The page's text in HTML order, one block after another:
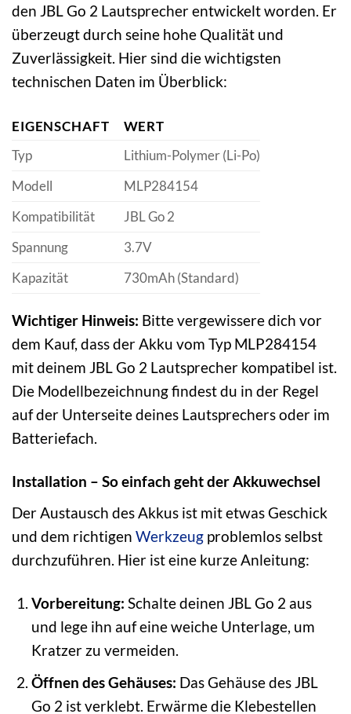
den JBL Go 2 Lautsprecher entwickelt worden. Er
überzeugt durch seine hohe Qualität und
Zuverlässigkeit. Hier sind die wichtigsten
technischen Daten im Überblick:
EIGENSCHAFT
WERT
Typ
Lithium-Polymer (Li-Po)
Modell
MLP284154
Kompatibilität
JBL Go 2
Spannung
3.7V
Kapazität
730mAh (Standard)
Wichtiger Hinweis: Bitte vergewissere dich vor
dem Kauf, dass der Akku vom Typ MLP284154
mit deinem JBL Go 2 Lautsprecher kompatibel ist.
Die Modellbezeichnung findest du in der Regel
auf der Unterseite deines Lautsprechers oder im
Batteriefach.
Installation – So einfach geht der Akkuwechsel
Der Austausch des Akkus ist mit etwas Geschick
und dem richtigen Werkzeug problemlos selbst
durchzuführen. Hier ist eine kurze Anleitung:
Vorbereitung: Schalte deinen JBL Go 2 aus
und lege ihn auf eine weiche Unterlage, um
Kratzer zu vermeiden.
Öffnen des Gehäuses: Das Gehäuse des JBL
Go 2 ist verklebt. Erwärme die Klebestellen